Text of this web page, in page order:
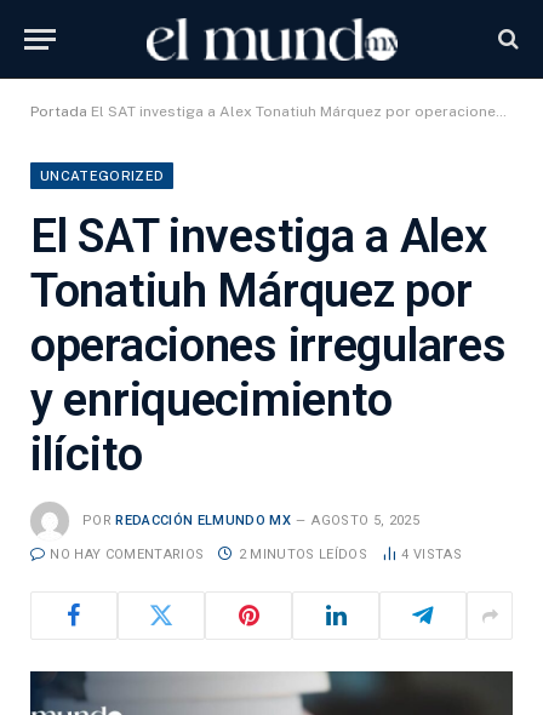
Portada El SAT investiga a Alex Tonatiuh Márquez por operaciones irregulares y enriquecimiento ilícito
UNCATEGORIZED
El SAT investiga a Alex
Tonatiuh Márquez por
operaciones irregulares
y enriquecimiento
ilícito
POR REDACCIÓN ELMUNDO MX AGOSTO 5, 2025
NO HAY COMENTARIOS 2 MINUTOS LEÍDOS 4 VISTAS